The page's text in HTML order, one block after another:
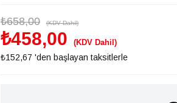
₺658,00 (KDV Dahil)
₺458,00 (KDV Dahil)
₺152,67 'den başlayan taksitlerle